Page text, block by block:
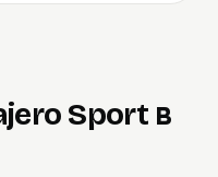
Sport в